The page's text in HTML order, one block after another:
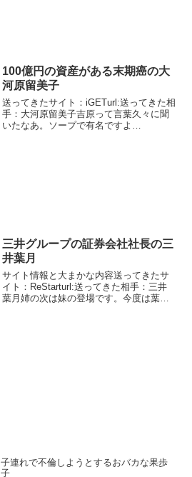
100億円の資産がある末期癌の大
河原留美子
送ってきたサイト：iGETurl:送ってきた相
手：大河原留美子吉原って言葉久々に聞
いたなあ。ソープで有名ですよ
三井グループの証券会社社長の三
井葉月
サイト情報と大まかな内容送ってきたサ
イト：ReStarturl:送ってきた相手：三井
葉月姉の次は妹の登場です。今度は葉月
子連れで不倫しようとするおバカな果歩
子